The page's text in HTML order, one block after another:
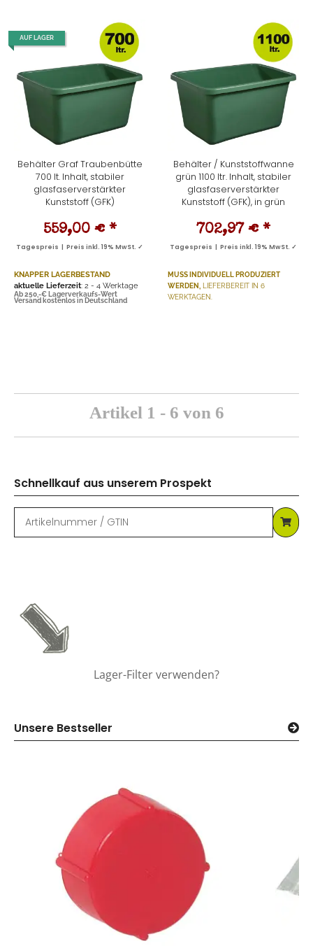
AUF LAGER
Behälter Graf Traubenbütte
700 lt. Inhalt, stabiler
glasfaserverstärkter
Kunststoff (GFK)
559,00 € *
Tagespreis | Preis inkl. 19% MwSt. ✓
KNAPPER LAGERBESTAND
aktuelle Lieferzeit: 2 - 4 Werktage
Ab 250,-€ Lagerverkaufs-Wert
Versand kostenlos in Deutschland
Behälter / Kunststoffwanne
grün 1100 ltr. Inhalt, stabiler
glasfaserverstärkter
Kunststoff (GFK), in grün
702,97 € *
Tagespreis | Preis inkl. 19% MwSt. ✓
MUSS INDIVIDUELL PRODUZIERT
WERDEN, LIEFERBEREIT IN 6
WERKTAGEN.
Artikel 1 - 6 von 6
Schnellkauf aus unserem Prospekt
Lager-Filter verwenden?
Unsere Bestseller